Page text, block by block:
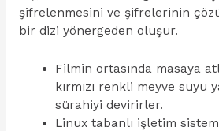
şifrelenmesini ve şifrelerinin
bir dizi yönergeden oluşur.
Filmin ortasında masaya
kırmızı renkli meyve suyu
sürahiyi devirirler.
Linux tabanlı işletim